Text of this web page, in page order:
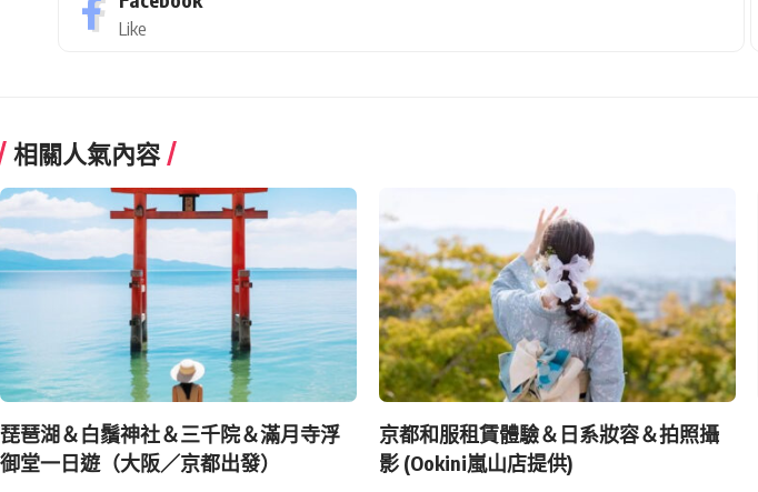
Like
相關人氣內容
琵琶湖＆白鬚神社＆三千院＆滿月寺浮
御堂一日遊（大阪／京都出發）
京都和服租賃體驗＆日系妝容＆拍照攝
影 (Ookini嵐山店提供)